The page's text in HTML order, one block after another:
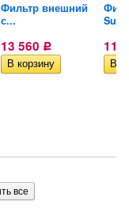
Фильтр внешний
с...
13 560 Р 11